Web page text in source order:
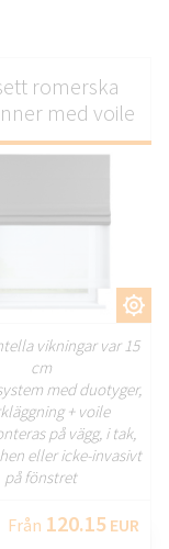
kvalitet
från Knall,
beställning
romerska
med voile
vikningar var 15
cm
med duotyger,
+ voile
på vägg, i tak,
eller icke-invasivt
på fönstret
Från 120.15 EUR